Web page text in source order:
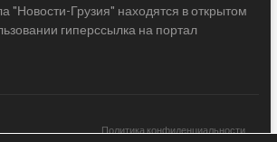
"Новости-Грузия" находятся в открытом
гиперссылка на портал
Политика конфиденциальности